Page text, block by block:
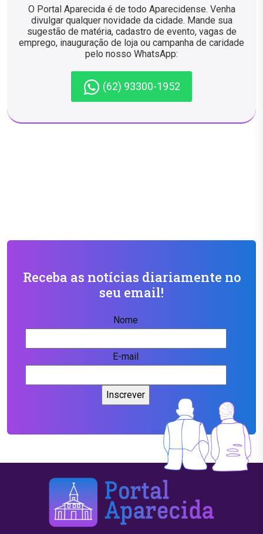
O Portal Aparecida é de todo Aparecidense. Venha
divulgar qualquer novidade da cidade. Mande sua
sugestão de matéria, cadastro de evento, vagas de
emprego, inauguração de loja ou campanha de caridade
pelo nosso WhatsApp:
(62) 93300-1952
Receba as notícias diariamente no
seu email!
Nome
E-mail